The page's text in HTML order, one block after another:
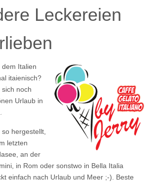
Leckereien
dem Italien
itaienisch?
sich noch
Urlaub in
hergestellt,
letzten
an der
in Rom oder sonstwo in Bella Italia
einfach nach Urlaub und Meer ;-). Beste